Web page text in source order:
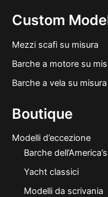
Custom
Mezzi scafi su misura
Barche a motore su
Barche a vela su misura
Boutique
Modelli d’eccezione
Barche
Yacht classici
Modelli da scrivania